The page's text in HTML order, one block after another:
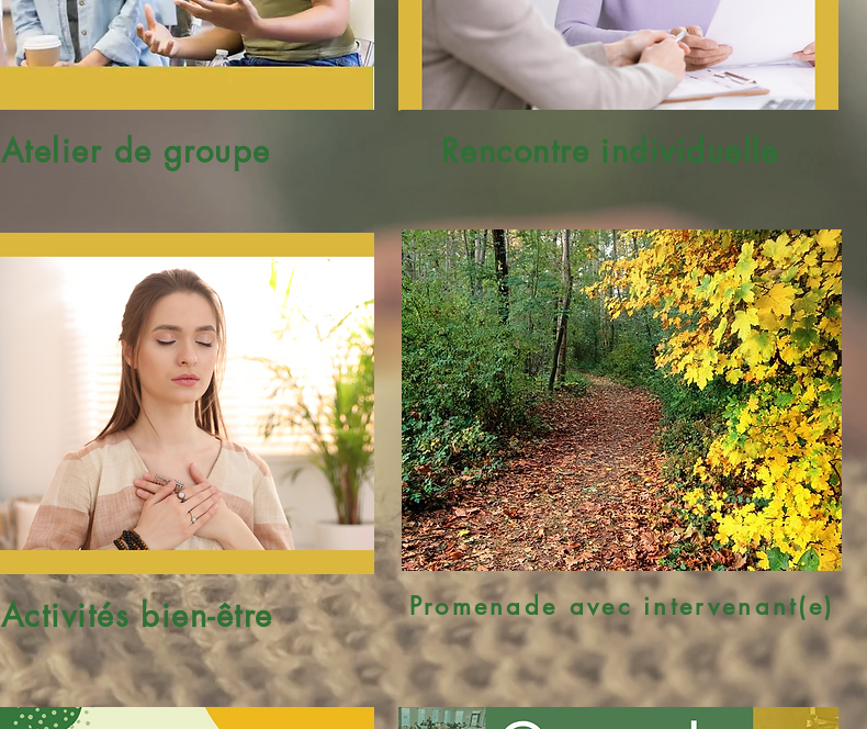
Atelier de groupe Rencontre individuelle
Promenade avec intervenant(e)
Activités bien-être